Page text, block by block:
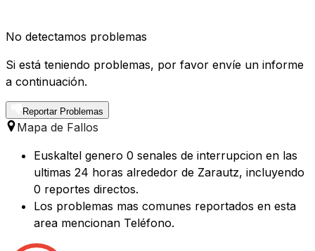
No detectamos problemas
Si está teniendo problemas, por favor envíe un informe
a continuación.
Reportar Problemas
Mapa de Fallos
Euskaltel genero 0 senales de interrupcion en las
ultimas 24 horas alrededor de Zarautz, incluyendo
0 reportes directos.
Los problemas mas comunes reportados en esta
area mencionan Teléfono.